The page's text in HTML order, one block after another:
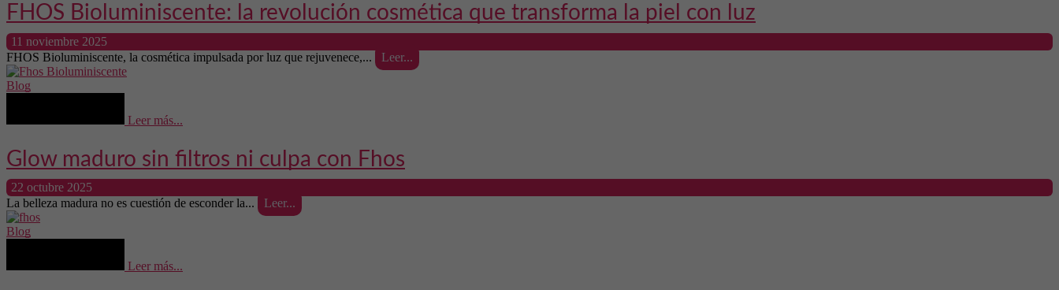
FHOS Bioluminiscente: la revolución cosmética que transforma la piel con luz
11 noviembre 2025
FHOS Bioluminiscente, la cosmética impulsada por luz que rejuvenece,...
Leer...
Blog
Leer más...
Glow maduro sin filtros ni culpa con Fhos
22 octubre 2025
La belleza madura no es cuestión de esconder la...
Leer...
Blog
Leer más...